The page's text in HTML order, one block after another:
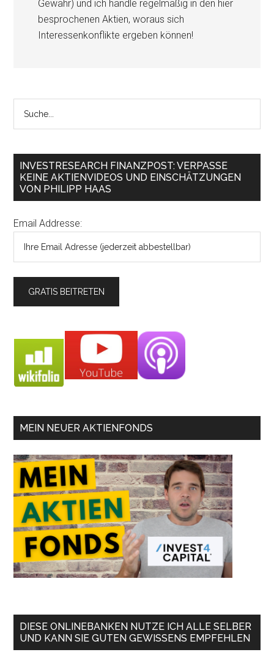
Gewähr) und ich handle regelmäßig in den hier
besprochenen Aktien, woraus sich
Interessenkonflikte ergeben können!
INVESTRESEARCH FINANZPOST: VERPASSE
KEINE AKTIENVIDEOS UND EINSCHÄTZUNGEN
VON PHILIPP HAAS
Email Addresse:
MEIN NEUER AKTIENFONDS
DIESE ONLINEBANKEN NUTZE ICH ALLE SELBER
UND KANN SIE GUTEN GEWISSENS EMPFEHLEN